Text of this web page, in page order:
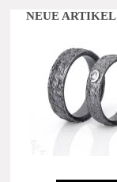
NEUE ARTIKEL